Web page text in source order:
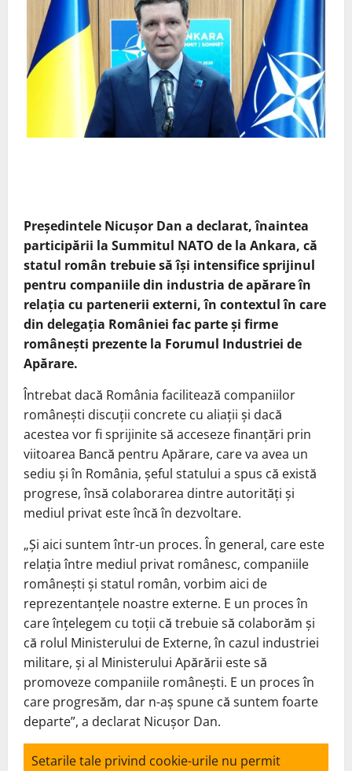
Președintele Nicușor Dan a declarat, înaintea
participării la Summitul NATO de la Ankara, că
statul român trebuie să își intensifice sprijinul
pentru companiile din industria de apărare în
relația cu partenerii externi, în contextul în care
din delegația României fac parte și firme
românești prezente la Forumul Industriei de
Apărare.
Întrebat dacă România facilitează companiilor
românești discuții concrete cu aliații și dacă
acestea vor fi sprijinite să acceseze finanțări prin
viitoarea Bancă pentru Apărare, care va avea un
sediu și în România, șeful statului a spus că există
progrese, însă colaborarea dintre autorități și
mediul privat este încă în dezvoltare.
„Și aici suntem într-un proces. În general, care este
relația între mediul privat românesc, companiile
românești și statul român, vorbim aici de
reprezentanțele noastre externe. E un proces în
care înțelegem cu toții că trebuie să colaborăm și
că rolul Ministerului de Externe, în cazul industriei
militare, și al Ministerului Apărării este să
promoveze companiile românești. E un proces în
care progresăm, dar n-aș spune că suntem foarte
departe”, a declarat Nicușor Dan.
Setarile tale privind cookie-urile nu permit